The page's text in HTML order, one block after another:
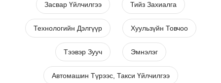
Засвар Үйлчилгээ Тийз Захиалга
Технологийн Дэлгүүр Хуульзүйн Товчоо
Тээвэр Зууч Эмнэлэг
Автомашин Түрээс, Такси Үйлчилгээ